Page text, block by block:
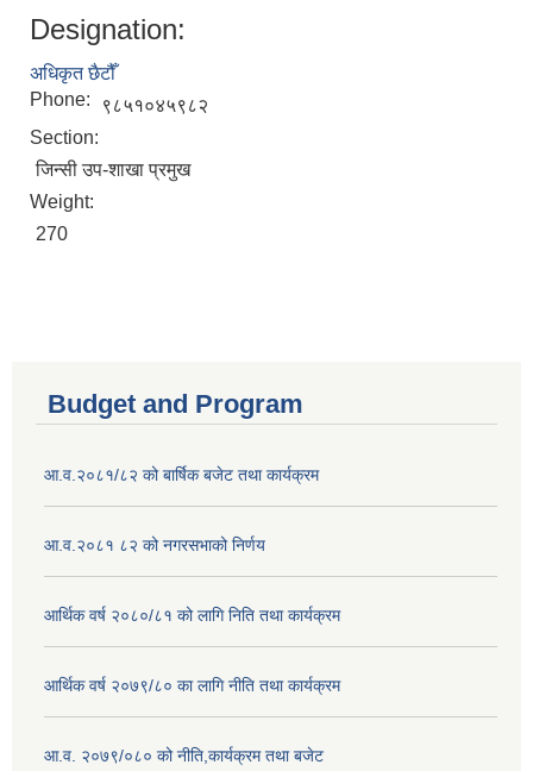
Designation:
अधिकृत छैटौँ
Phone:
९८५१०४५९८२
Section:
जिन्सी उप-शाखा प्रमुख
Weight:
270
Budget and Program
आ.व.२०८१/८२ को बार्षिक बजेट तथा कार्यक्रम
आ.व.२०८१ ८२ को नगरसभाको निर्णय
आर्थिक वर्ष २०८०/८१ को लागि निति तथा कार्यक्रम
आर्थिक वर्ष २०७९/८० का लागि नीति तथा कार्यक्रम
आ.व. २०७९/०८० को नीति,कार्यक्रम तथा बजेट